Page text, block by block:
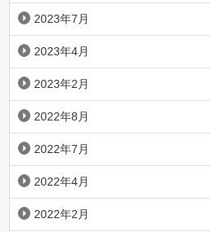
2023年7月
2023年4月
2023年2月
2022年8月
2022年7月
2022年4月
2022年2月